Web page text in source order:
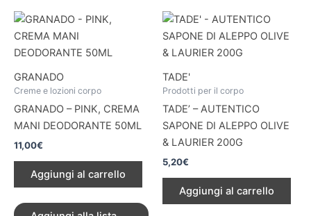
GRANADO
Creme e lozioni corpo
GRANADO – PINK, CREMA
MANI DEODORANTE 50ML
11,00€
Aggiungi al carrello
TADE'
Prodotti per il corpo
TADE’ – AUTENTICO
SAPONE DI ALEPPO OLIVE
& LAURIER 200G
5,20€
Aggiungi al carrello